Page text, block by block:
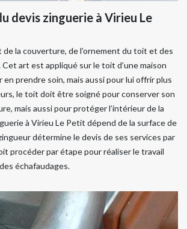
devis zinguerie à Virieu Le
de la couverture, de l’ornement du toit et des
art est appliqué sur le toit d’une maison
prendre soin, mais aussi pour lui offrir plus
le toit doit être soigné pour conserver son
mais aussi pour protéger l’intérieur de la
à Virieu Le Petit dépend de la surface de
détermine le devis de ses services par
procéder par étape pour réaliser le travail
échafaudages.